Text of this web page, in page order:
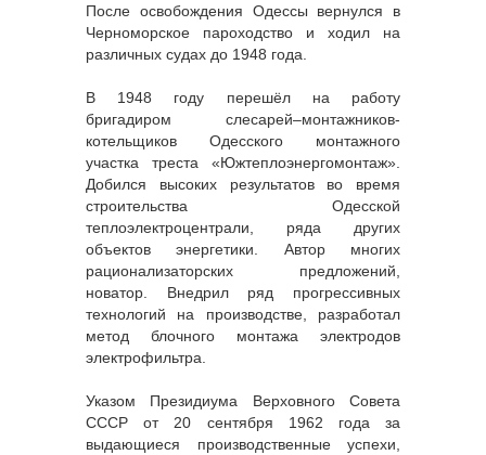
После освобождения Одессы вернулся в
Черноморское пароходство и ходил на
различных судах до 1948 года.
В 1948 году перешёл на работу
бригадиром слесарей–монтажников-
котельщиков Одесского монтажного
участка треста «Южтеплоэнергомонтаж».
Добился высоких результатов во время
строительства Одесской
теплоэлектроцентрали, ряда других
объектов энергетики. Автор многих
рационализаторских предложений,
новатор. Внедрил ряд прогрессивных
технологий на производстве, разработал
метод блочного монтажа электродов
электрофильтра.
Указом Президиума Верховного Совета
СССР от 20 сентября 1962 года за
выдающиеся производственные успехи,